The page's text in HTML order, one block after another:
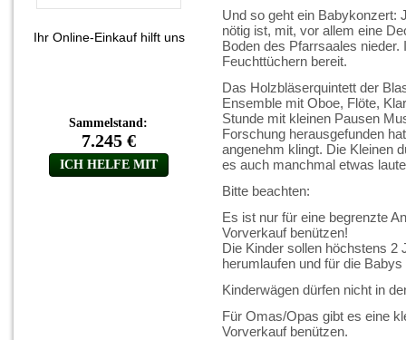
Ihr Online-Einkauf hilft uns
Und so geht ein Babykonzert:
nötig ist, mit, vor allem eine
Boden des Pfarrsaales
Feuchttüchern bereit.
Das Holzbläserquintett der
Ensemble mit Oboe, Flöte,
Stunde mit kleinen Pausen
Forschung herausgefunden
angenehm klingt. Die Kleinen
es auch manchmal etwas
Bitte beachten:
Es ist nur für eine begrenzte
Vorverkauf benützen!
Die Kinder sollen höchstens 2
herumlaufen und für die
Kinderwägen dürfen nicht in
Für Omas/Opas gibt es eine
Vorverkauf benützen.